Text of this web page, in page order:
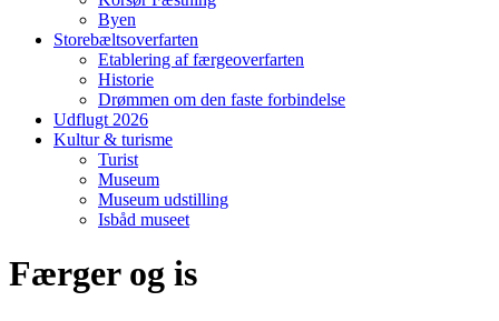
Byen
Storebæltsoverfarten
Etablering af færgeoverfarten
Historie
Drømmen om den faste forbindelse
Udflugt 2026
Kultur & turisme
Turist
Museum
Museum udstilling
Isbåd museet
Færger og is